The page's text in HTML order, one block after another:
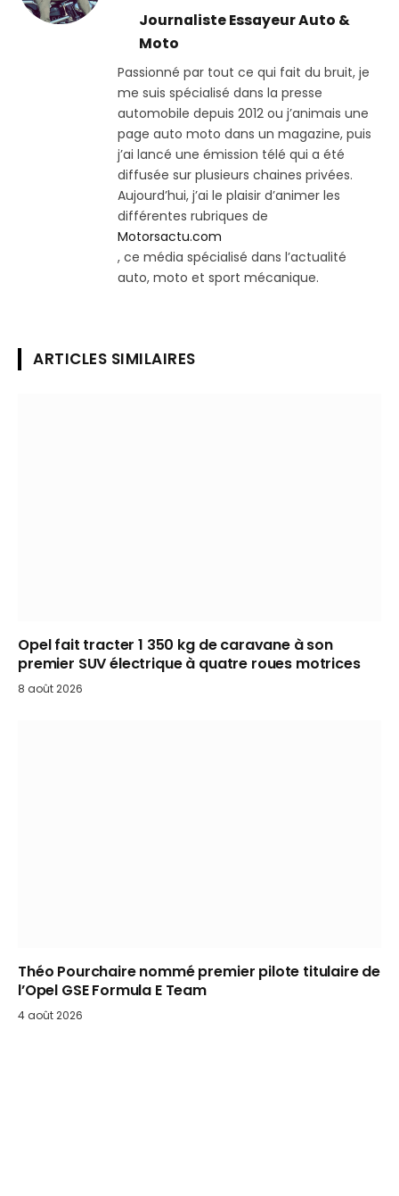
Journaliste Essayeur Auto &
Moto
Passionné par tout ce qui fait du bruit, je
me suis spécialisé dans la presse
automobile depuis 2012 ou j’animais une
page auto moto dans un magazine, puis
j’ai lancé une émission télé qui a été
diffusée sur plusieurs chaines privées.
Aujourd’hui, j’ai le plaisir d’animer les
différentes rubriques de
Motorsactu.com
, ce média spécialisé dans l’actualité
auto, moto et sport mécanique.
ARTICLES SIMILAIRES
Opel fait tracter 1 350 kg de caravane à son
premier SUV électrique à quatre roues motrices
8 août 2026
Théo Pourchaire nommé premier pilote titulaire de
l’Opel GSE Formula E Team
4 août 2026